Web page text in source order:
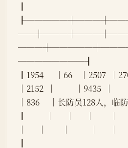
┃
────────┨
┃1954      │66    │2507
│2152  │          │9435  │
│836     │长防员128人，临
┃          │      │      │        │
│      │        │          │      │
┃